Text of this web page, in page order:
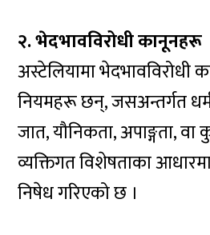
२. भेदभावविरोधी कानूनहरू
अस्टेलियामा भेदभावविरोधी
नियमहरू छन्, जसअन्तर्गत
जात, यौनिकता, अपाङ्गता,
व्यक्तिगत विशेषताका
निषेध गरिएको छ ।